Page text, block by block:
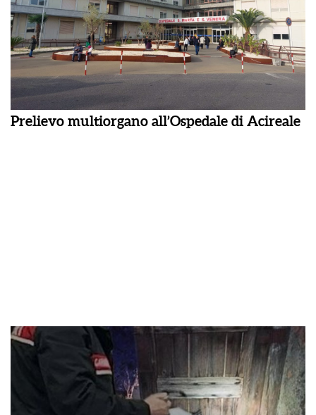
Prelievo multiorgano all’Ospedale di Acireale